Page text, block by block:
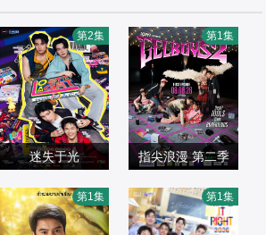
迷失于光
atthanaworakit
海外剧
第2集
指尖浪漫 第二季
永,皮德·蒙塔布姆·
海外剧
第1集
第1集 第1集